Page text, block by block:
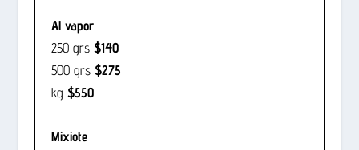
Al vapor
250 grs$140
500 grs $275
kg $550
Mixiote